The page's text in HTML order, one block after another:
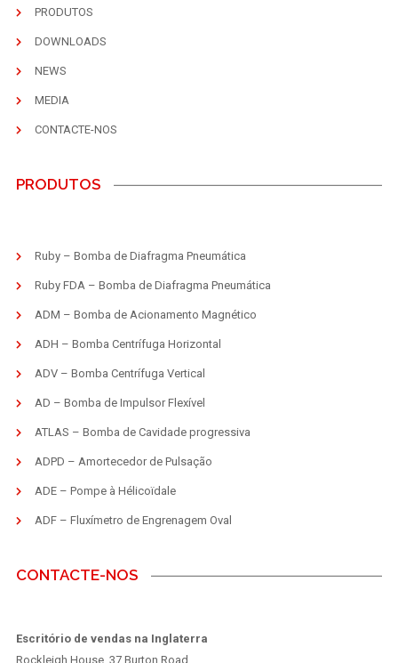
PRODUTOS
DOWNLOADS
NEWS
MEDIA
CONTACTE-NOS
PRODUTOS
Ruby – Bomba de Diafragma Pneumática
Ruby FDA – Bomba de Diafragma Pneumática
ADM – Bomba de Acionamento Magnético
ADH – Bomba Centrífuga Horizontal
ADV – Bomba Centrífuga Vertical
AD – Bomba de Impulsor Flexível
ATLAS – Bomba de Cavidade progressiva
ADPD – Amortecedor de Pulsação
ADE – Pompe à Hélicoïdale
ADF – Fluxímetro de Engrenagem Oval
CONTACTE-NOS
Escritório de vendas na Inglaterra
Rockleigh House, 37 Burton Road